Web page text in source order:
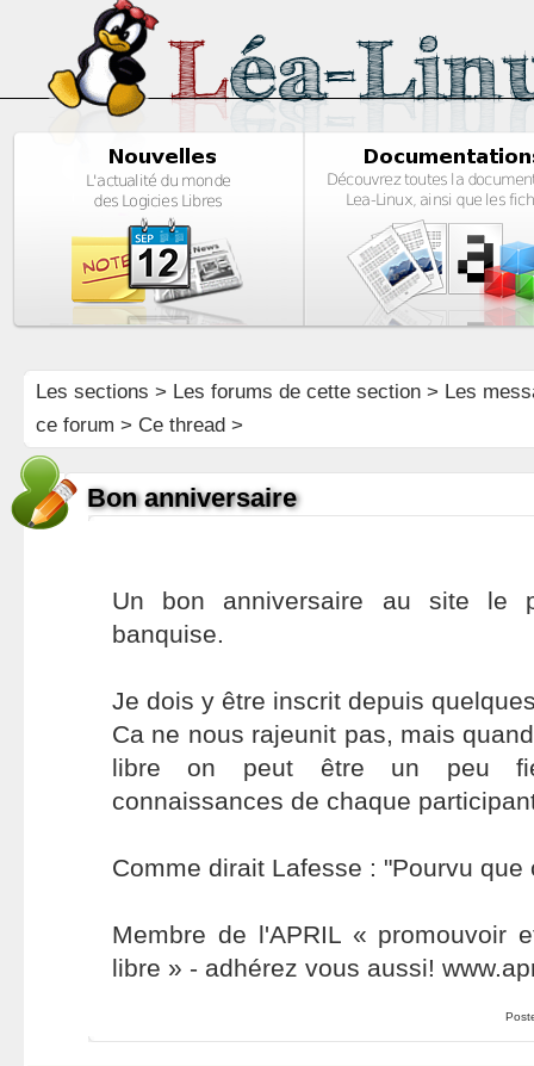
Les sections > Les forums de cette section> Les
ce forum > Ce thread >
Bon anniversaire
Un bon anniversaire au site le
banquise.
Je dois y être inscrit depuis
Ca ne nous rajeunit pas, mais
libre on peut être un peu
connaissances de chaque
Comme dirait Lafesse : "Pourvu que
Membre de l'APRIL « promouvoir
libre » - adhérez vous aussi!